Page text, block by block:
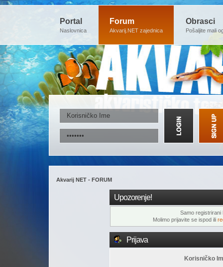
Portal
Naslovnica
Forum
Akvarij.NET zajednica
Obrasci
Pošaljite mali
Akvarij NET - FORUM
Upozorenje!
Samo registrirani
Molimo prijavite se ispod ili
Prijava
Korisničko